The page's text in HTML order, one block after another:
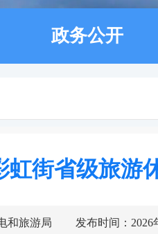
政务公开
虹街省级旅游
和旅游局 发布时间：2026